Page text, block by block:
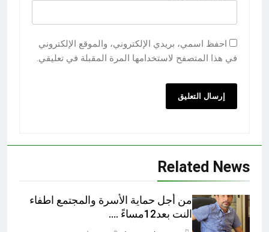
احفظ اسمي، بريدي الإلكتروني، والموقع الإلكتروني
في هذا المتصفح لاستخدامها المرة المقبلة في تعليقي.
Related News
من أجل حماية الأسرة والمجتمع اطفاء
النت بعد12مساءً ….